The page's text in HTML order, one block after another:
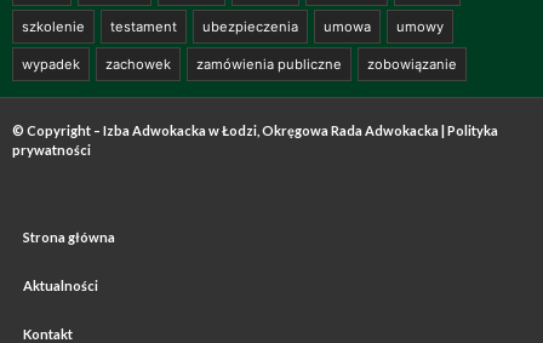
szkolenie testament ubezpieczenia umowa umowy
wypadek zachowek zamówienia publiczne zobowiązanie
© Copyright – Izba Adwokacka w Łodzi, Okręgowa Rada Adwokacka | Polityka
prywatności
Strona główna
Aktualności
Kontakt